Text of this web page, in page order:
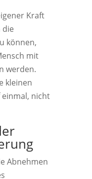
Kraft
die
können,
mit
werden.
kleinen
einmal, nicht
Abnehmen